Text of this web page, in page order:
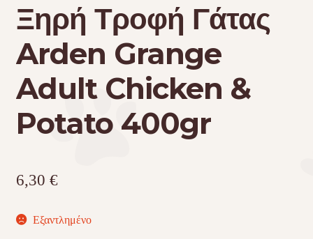
Ξηρή Τροφή Γάτας
Arden Grange
Adult Chicken &
Potato 400gr
6,30 €
Εξαντλημένο